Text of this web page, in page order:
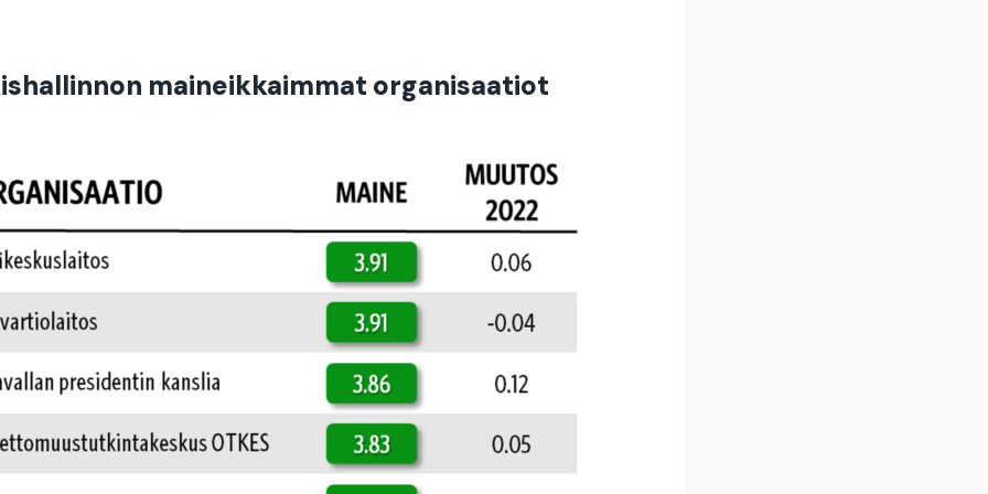
maineikkaimmat organisaatiot